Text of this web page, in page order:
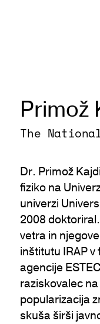
Primož
The
Dr. Primož
fiziko na
univerzi
2008
vetra in
inštitutu IRAP
agencije
raziskovalec
popularizacija
skuša širši